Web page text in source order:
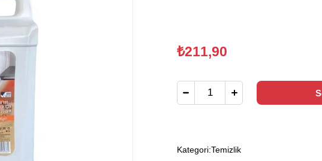
₺211,90
Kategori:Temizlik